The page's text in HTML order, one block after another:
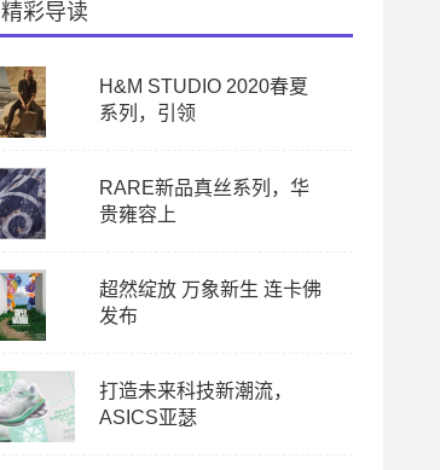
精彩导读
H&M STUDIO 2020春夏
系列，引领
RARE新品真丝系列，华
贵雍容上
超然绽放 万象新生 连卡佛
发布
打造未来科技新潮流，
ASICS亚瑟